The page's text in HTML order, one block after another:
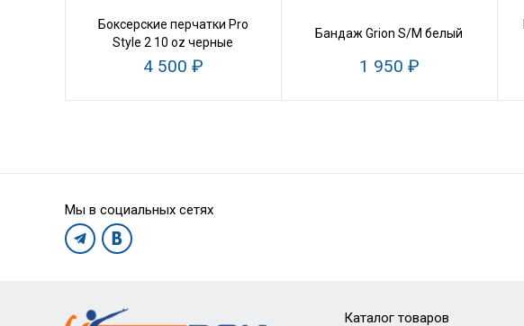
Боксерские перчатки Pro
Style 2 10 oz черные
4 500 ₽
Бандаж Grion S/M белый
1 950 ₽
Мы в социальных сетях
Каталог товаров